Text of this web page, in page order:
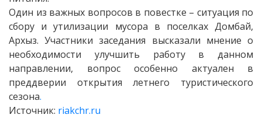
Один из важных вопросов в повестке – ситуация по
сбору и утилизации мусора в поселках Домбай,
Архыз. Участники заседания высказали мнение о
необходимости улучшить работу в данном
направлении, вопрос особенно актуален в
преддверии открытия летнего туристического
сезона.
Источник: riakchr.ru